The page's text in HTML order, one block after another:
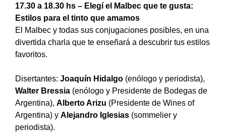
17.30 a 18.30 hs – Elegí el Malbec que te gusta:
Estilos para el tinto que amamos
El Malbec y todas sus conjugaciones posibles, en una
divertida charla que te enseñará a descubrir tus estilos
favoritos.
Disertantes: Joaquín Hidalgo (enólogo y periodista),
Walter Bressia (enólogo y Presidente de Bodegas de
Argentina), Alberto Arizu (Presidente de Wines of
Argentina) y Alejandro Iglesias (sommelier y
periodista).